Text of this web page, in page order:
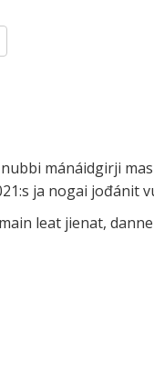
mánáidgirji
ja nogai jođánit
leat jienat,